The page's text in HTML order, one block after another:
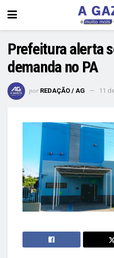
Prefeitura alerta
demanda no PA
por REDAÇÃO / AG 11